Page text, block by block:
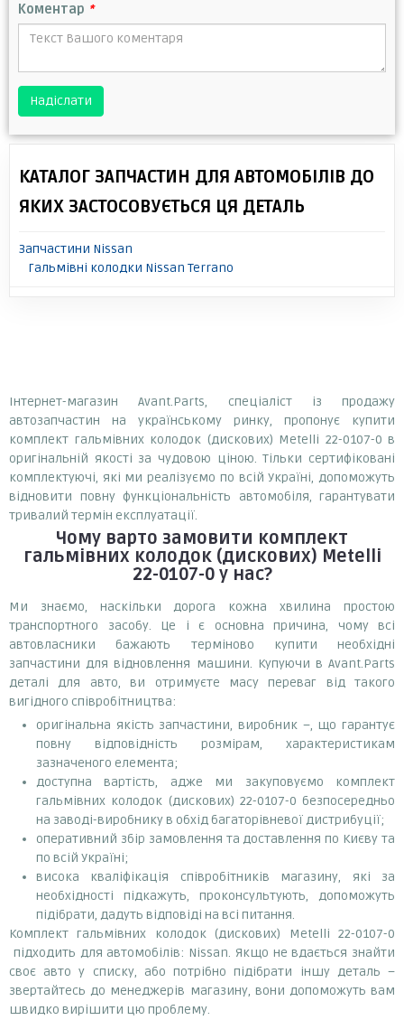
Коментар *
Надіслати
КАТАЛОГ ЗАПЧАСТИН ДЛЯ АВТОМОБІЛІВ ДО
ЯКИХ ЗАСТОСОВУЄТЬСЯ ЦЯ ДЕТАЛЬ
Запчастини Nissan
Гальмівні колодки Nissan Terrano
Інтернет-магазин Avant.Parts, спеціаліст із продажу
автозапчастин на українському ринку, пропонує купити
комплект гальмівних колодок (дискових) Metelli 22-0107-0 в
оригінальній якості за чудовою ціною. Тільки сертифіковані
комплектуючі, які ми реалізуємо по всій Україні, допоможуть
відновити повну функціональність автомобіля, гарантувати
тривалий термін експлуатації.
Чому варто замовити комплект
гальмівних колодок (дискових) Metelli
22-0107-0у нас?
Ми знаємо, наскільки дорога кожна хвилина простою
транспортного засобу. Це і є основна причина, чому всі
автовласники бажають терміново купити необхідні
запчастини для відновлення машини. Купуючи в Avant.Parts
деталі для авто, ви отримуєте масу переваг від такого
вигідного співробітництва:
оригінальна якість запчастини, виробник –, що гарантує
повну відповідність розмірам, характеристикам
зазначеного елемента;
доступна вартість, адже ми закуповуємо комплект
гальмівних колодок (дискових) 22-0107-0 безпосередньо
на заводі-виробнику в обхід багаторівневої дистрибуції;
оперативний збір замовлення та доставлення по Києву та
по всій Україні;
висока кваліфікація співробітників магазину, які за
необхідності підкажуть, проконсультують, допоможуть
підібрати, дадуть відповіді на всі питання.
Комплект гальмівних колодок (дискових) Metelli 22-0107-0
підходить для автомобілів: Nissan. Якщо не вдається знайти
своє авто у списку, або потрібно підібрати іншу деталь –
звертайтесь до менеджерів магазину, вони допоможуть вам
швидко вирішити цю проблему.